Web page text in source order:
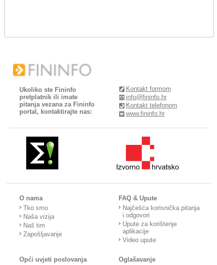
Ukoliko ste Fininfo
pretplatnik ili imate
pitanja vezana za Fininfo
portal, kontaktirajte nas:
Kontakt formom
info@fininfo.hr
Kontakt telefonom
www.fininfo.hr
O nama
Tko smo
Naša vizija
Naš tim
Zapošljavanje
FAQ & Upute
Najčešća korisnička pitanja
i odgovori
Upute za korištenje
aplikacije
Video upute
Opći uvjeti poslovanja
Oglašavanje